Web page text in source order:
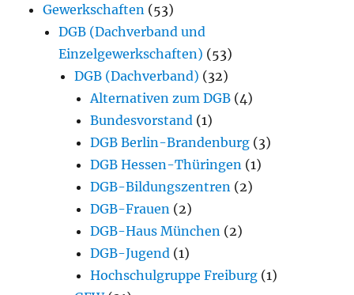
Gewerkschaften (53)
DGB (Dachverband und
Einzelgewerkschaften) (53)
DGB (Dachverband) (32)
Alternativen zum DGB (4)
Bundesvorstand (1)
DGB Berlin-Brandenburg (3)
DGB Hessen-Thüringen (1)
DGB-Bildungszentren (2)
DGB-Frauen (2)
DGB-Haus München (2)
DGB-Jugend (1)
Hochschulgruppe Freiburg (1)